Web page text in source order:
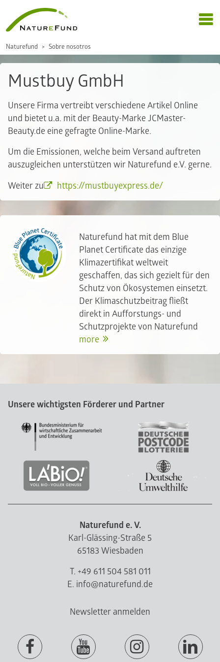
Naturefund Sobre nosotros
Mustbuy GmbH
Unsere Firma vertreibt verschiedene Artikel Online
und bietet u.a. mit der Beauty-Marke JCMaster-
Beauty.de eine gefragte Online-Marke.
Um die Emissionen, welche beim Versand auftreten
auszugleichen unterstützen wir Naturefund e.V. gerne.
Weiter zu https://mustbuyexpress.de/
Naturefund hat mit dem Blue
Planet Certificate das einzige
Klimazertifikat weltweit
geschaffen, das sich gezielt für den
Schutz von Ökosystemen einsetzt.
Der Klimaschutzbeitrag fließt
direkt in Aufforstungs- und
Schutzprojekte von Naturefund
more
Unsere wichtigsten Förderer und Partner
Naturefund e. V.
Karl-Glässing-Straße 5
65183 Wiesbaden
T. +49 611 504 581 011
E. info@naturefund.de
Newsletter anmelden